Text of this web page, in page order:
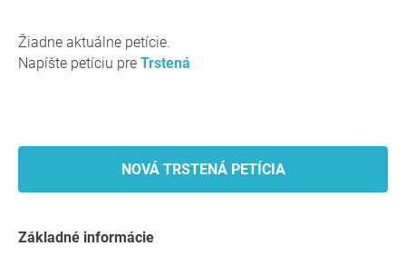
Žiadne aktuálne petície.
Napíšte petíciu pre Trstená
NOVÁ TRSTENÁ PETÍCIA
Základné informácie